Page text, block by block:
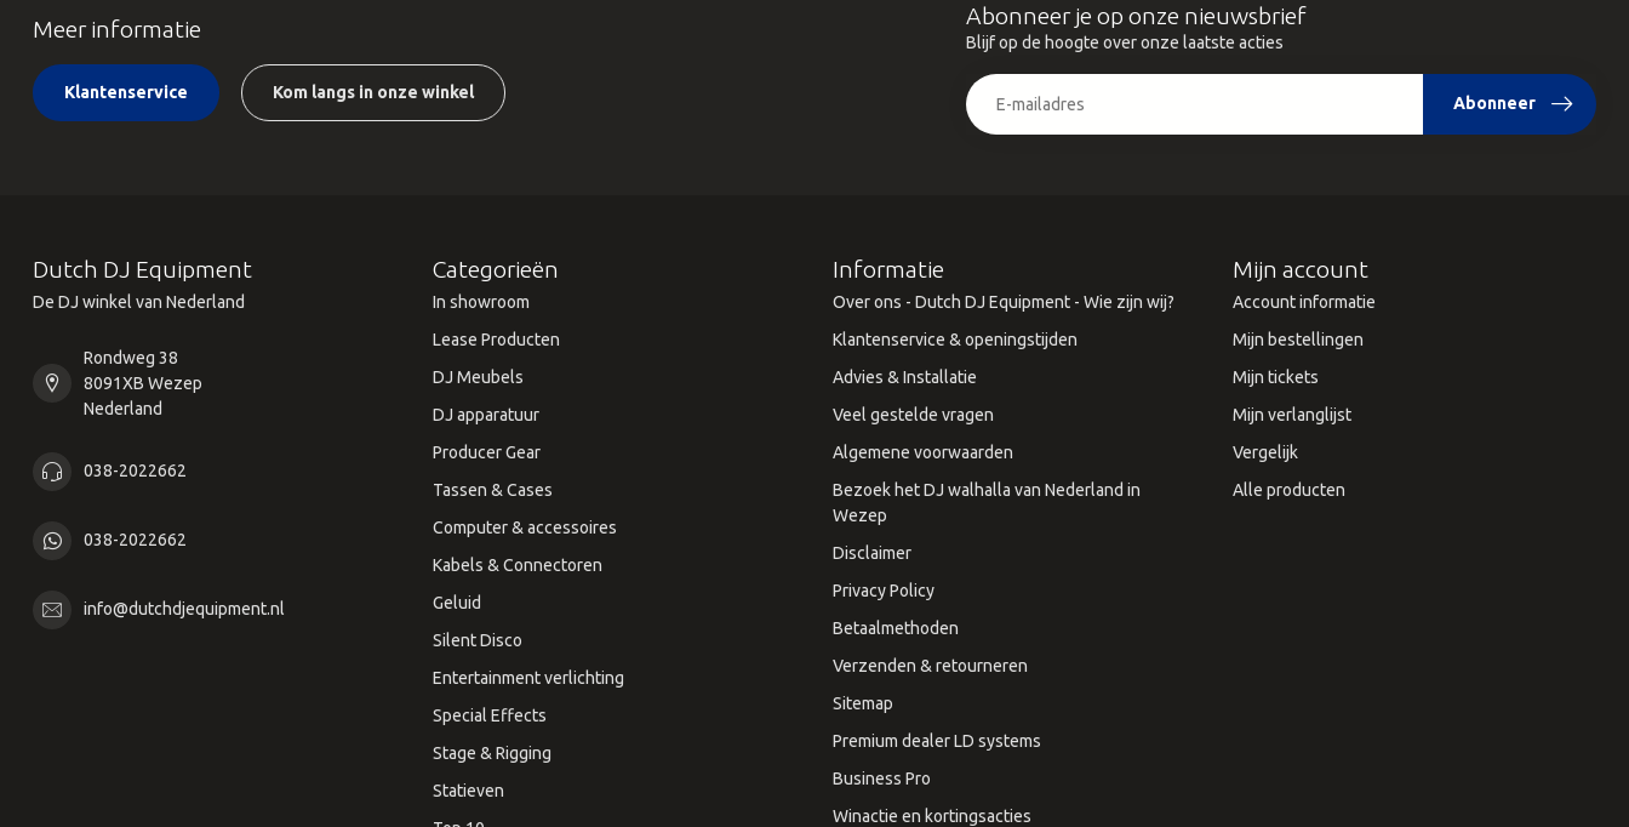
Meer informatie
Klantenservice Kom langs in onze winkel
Abonneer je op onze nieuwsbrief
Blijf op de hoogte over onze laatste acties
Abonneer
Dutch DJ Equipment
De DJ winkel van Nederland
Rondweg 38
8091XB Wezep
Nederland
038-2022662
038-2022662
info@dutchdjequipment.nl
Categorieën
In showroom
Lease Producten
DJ Meubels
DJ apparatuur
Producer Gear
Tassen & Cases
Computer & accessoires
Kabels & Connectoren
Geluid
Silent Disco
Entertainment verlichting
Special Effects
Stage & Rigging
Statieven
Informatie
Over ons - Dutch DJ Equipment - Wie zijn wij?
Klantenservice & openingstijden
Advies & Installatie
Veel gestelde vragen
Algemene voorwaarden
Bezoek het DJ walhalla van Nederland in
Wezep
Disclaimer
Privacy Policy
Betaalmethoden
Verzenden & retourneren
Sitemap
Premium dealer LD systems
Business Pro
Winactie en kortingsacties
Mijn account
Account informatie
Mijn bestellingen
Mijn tickets
Mijn verlanglijst
Vergelijk
Alle producten